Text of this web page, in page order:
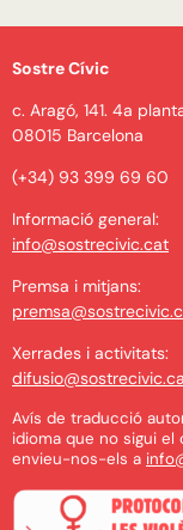
Sostre Cívic
c. Aragó, 141. 4a
08015 Barcelona
(+34) 93 399 69 60
Informació general:
info@sostrecivic.cat
Premsa i mitjans:
Xerrades i activitats:
Avís de traducció
idioma que no sigui el
envieu-nos-els a